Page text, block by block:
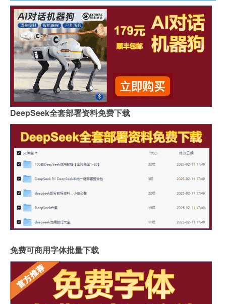
DeepSeek全套部署资料免费下载
免费可商用字体批量下载